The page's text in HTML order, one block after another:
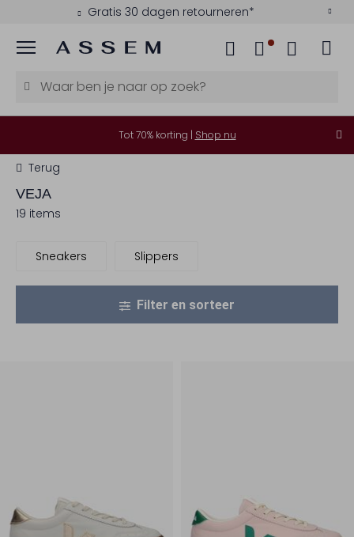
Gratis 30 dagen retourneren*
Menu
Tot 70% korting | Shop nu
Terug
VEJA
19 items
Sneakers Slippers
Filter en sorteer